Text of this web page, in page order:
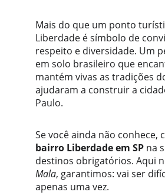
Mais do que um ponto
Liberdade é símbolo de
respeito e diversidade. Um
em solo brasileiro que
mantém vivas as tradições
ajudaram a construir a
Paulo.
Se você ainda não conhece,
bairro Liberdade em SP na
destinos obrigatórios. Aqui
Mala, garantimos: vai ser
apenas uma vez.